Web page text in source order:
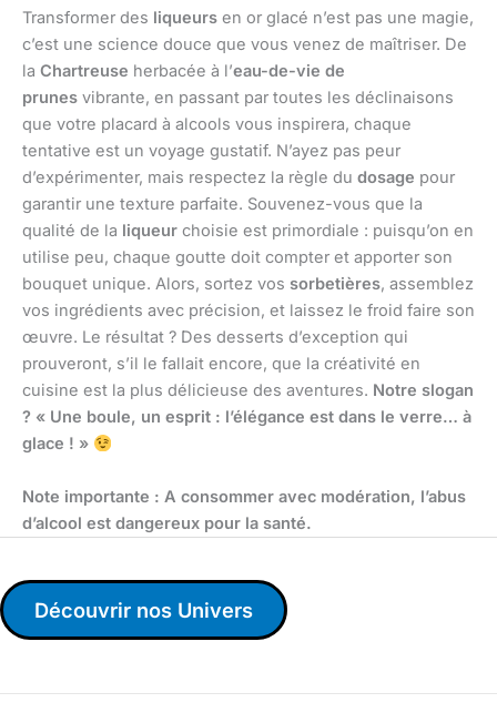
Transformer des liqueurs en or glacé n’est pas une magie,
c’est une science douce que vous venez de maîtriser. De
la Chartreuse herbacée à l’eau-de-vie de
prunes vibrante, en passant par toutes les déclinaisons
que votre placard à alcools vous inspirera, chaque
tentative est un voyage gustatif. N’ayez pas peur
d’expérimenter, mais respectez la règle du dosage pour
garantir une texture parfaite. Souvenez-vous que la
qualité de la liqueur choisie est primordiale : puisqu’on en
utilise peu, chaque goutte doit compter et apporter son
bouquet unique. Alors, sortez vos sorbetières, assemblez
vos ingrédients avec précision, et laissez le froid faire son
œuvre. Le résultat ? Des desserts d’exception qui
prouveront, s’il le fallait encore, que la créativité en
cuisine est la plus délicieuse des aventures. Notre slogan
? « Une boule, un esprit : l’élégance est dans le verre… à
glace ! »
Note importante : A consommer avec modération, l’abus
d’alcool est dangereux pour la santé.
Découvrir nos Univers